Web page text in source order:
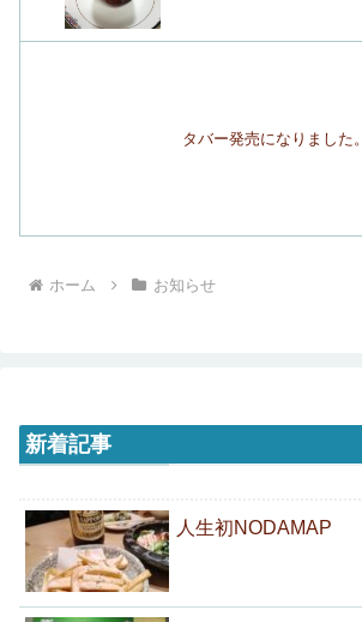
タバー発売になりました。
ホーム お知らせ
新着記事
人生初NODAMAP